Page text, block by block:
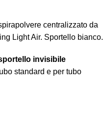
centralizzato da
Light Air. Sportello bianco.
invisibile
standard e per tubo